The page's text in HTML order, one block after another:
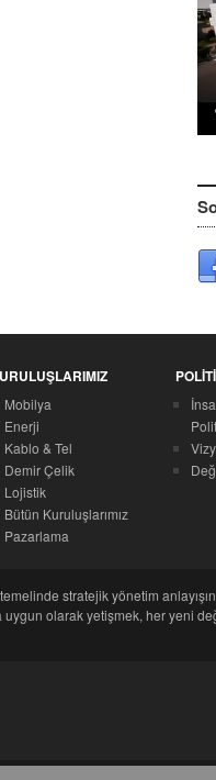
Mobilya
Enerji
Kablo & Tel
Demir Çelik
Lojistik
Bütün Kuruluşlarımız
Pazarlama
stratejik yönetim
uygun olarak yetişmek, her yeni